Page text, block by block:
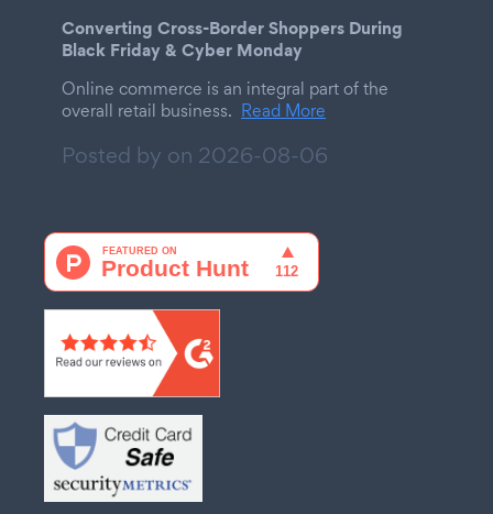
Converting Cross-Border Shoppers During
Black Friday & Cyber Monday
Online commerce is an integral part of the
overall retail business. Read More
Posted by on 2026-08-06